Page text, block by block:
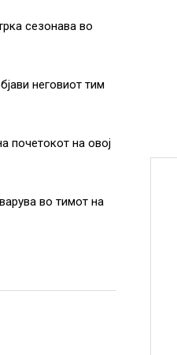
сезонава во
неговиот тим
почетокот на овој
во тимот на